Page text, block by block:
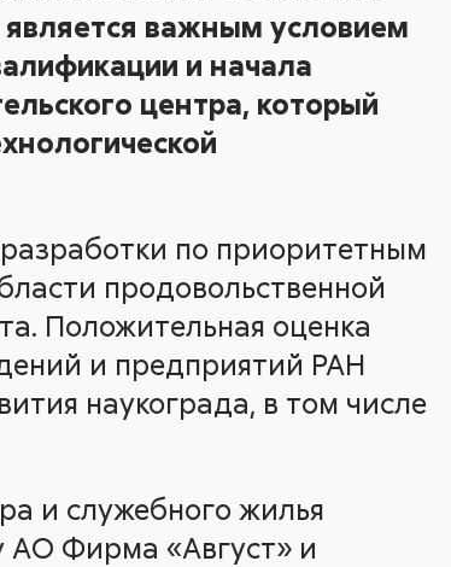
важным условием
и начала
центра, который
по приоритетным
продовольственной
Положительная оценка
и предприятий РАН
наукограда, в том числе
и служебного жилья
АО Фирма «Август» и